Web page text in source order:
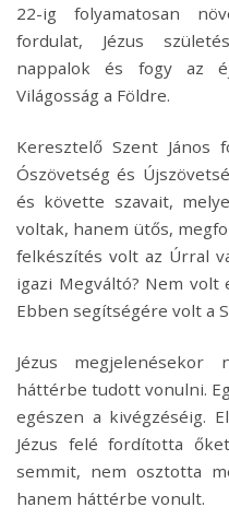
22-ig folyamatosan
fordulat, Jézus
nappalok és fogy az
Világosság a Földre.
Keresztelő Szent
Ószövetség és
és követte szavait,
voltak, hanem ütős,
felkészítés volt az Úrral
igazi Megváltó? Nem volt
Ebben segítségére volt a
Jézus megjelenésekor
háttérbe tudott vonulni.
egészen a kivégzéséig.
Jézus felé fordította
semmit, nem osztotta
hanem háttérbe vonult.